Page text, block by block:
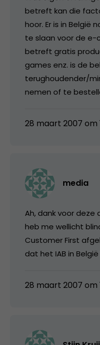
betreft kan die
hoor. Er is in België
te slaan voor de e-
betreft gratis
games enz. is de
terughoudender/
nemen of te
28 maart 2007 om
media
Ah, dank voor deze
heb me wellicht
Customer First
dat het IAB in
28 maart 2007 om